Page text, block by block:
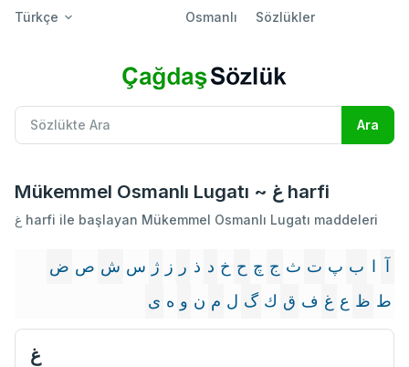
Türkçe Osmanlı Sözlükler
Mükemmel Osmanlı Lugatı ~ غ harfi
غ harfi ile başlayan Mükemmel Osmanlı Lugatı maddeleri
آ ا ب پ ت ث ج چ ح خ د ذ ر ز ژ س ش ص ض
ط ظ ع غ ف ق ك گ ل م ن و ه ى
غ